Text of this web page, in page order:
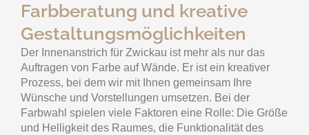
Farbberatung und kreative
Gestaltungsmöglichkeiten
Der Innenanstrich für Zwickau ist mehr als nur das
Auftragen von Farbe auf Wände. Er ist ein kreativer
Prozess, bei dem wir mit Ihnen gemeinsam Ihre
Wünsche und Vorstellungen umsetzen. Bei der
Farbwahl spielen viele Faktoren eine Rolle: Die Größe
und Helligkeit des Raumes, die Funktionalität des